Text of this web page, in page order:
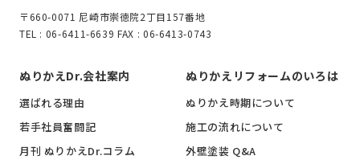
〒660-0071 尼崎市崇徳院2丁目157番地
TEL : 06-6411-6639 FAX : 06-6413-0743
ぬりかえDr.会社案内
選ばれる理由
若手社員奮闘記
月刊 ぬりかえDr.コラム
ぬりかえリフォームのいろは
ぬりかえ時期について
施工の流れについて
外壁塗装 Q&A